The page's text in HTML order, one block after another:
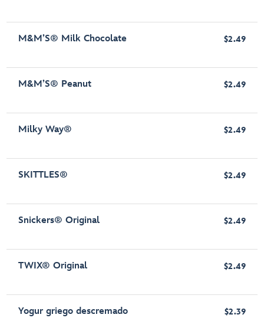
M&M’S® Milk Chocolate $2.49
M&M’S® Peanut $2.49
Milky Way® $2.49
SKITTLES® $2.49
Snickers® Original $2.49
TWIX® Original $2.49
Yogur griego descremado $2.39